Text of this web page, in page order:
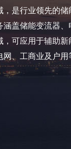
是行业领先的储
盖储能变流器、
可应用于辅助新
网、工商业及户用